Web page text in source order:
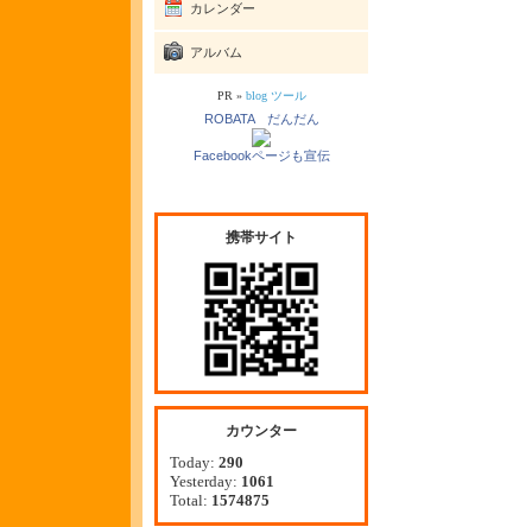
カレンダー
アルバム
PR » blog ツール
ROBATA だんだん
Facebookページも宣伝
携帯サイト
カウンター
Today: 290
Yesterday: 1061
Total: 1574875